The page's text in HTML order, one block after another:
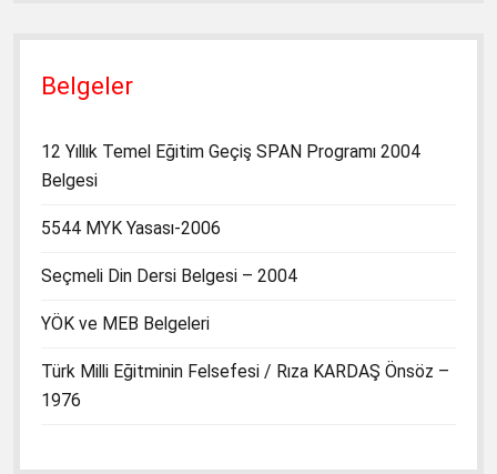
Belgeler
12 Yıllık Temel Eğitim Geçiş SPAN Programı 2004
Belgesi
5544 MYK Yasası-2006
Seçmeli Din Dersi Belgesi – 2004
YÖK ve MEB Belgeleri
Türk Milli Eğitminin Felsefesi / Rıza KARDAŞ Önsöz –
1976